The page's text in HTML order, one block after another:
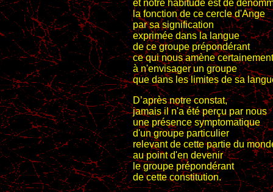
et notre habitude est de
la fonction de ce cercle d'Ange
par sa signification
exprimée dans la langue
de ce groupe prépondérant
ce qui nous amène certainement
à n'envisager un groupe
que dans les limites de sa
D’après notre constat,
jamais il n'a été perçu par nous
une présence symptomatique
d'un groupe particulier
relevant de cette partie du
au point d'en devenir
le groupe prépondérant
de cette constitution.